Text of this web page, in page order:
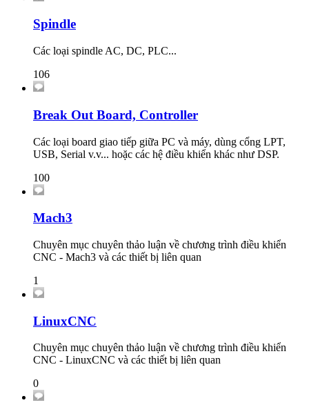
Spindle
Các loại spindle AC, DC, PLC...
106
Break Out Board, Controller
Các loại board giao tiếp giữa PC và máy, dùng cổng LPT,
USB, Serial v.v... hoặc các hệ điều khiển khác như DSP.
100
Mach3
Chuyên mục chuyên thảo luận về chương trình điều khiển
CNC - Mach3 và các thiết bị liên quan
1
LinuxCNC
Chuyên mục chuyên thảo luận về chương trình điều khiển
CNC - LinuxCNC và các thiết bị liên quan
0